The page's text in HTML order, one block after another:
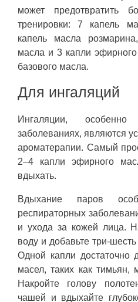
может предотвратить
тренировки: 7 капель
капель масла
масла и 3 капли
базового масла.
Для ингаляций
Ингаляции,
заболеваниях, являются
ароматерапии. Самый
2–4 капли эфирного
вдыхать.
Вдыхание паров
респираторных
и ухода за кожей лица.
воду и добавьте три-
Одной капли достаточно
масел, таких как тимьян,
Накройте голову
чашей и вдыхайте